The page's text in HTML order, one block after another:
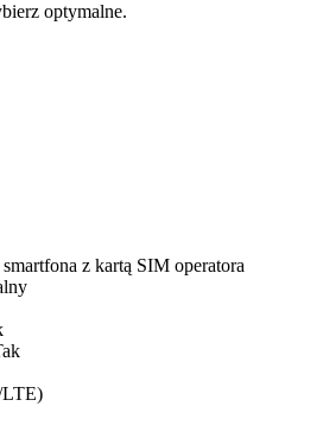
optymalne.
z kartą SIM operatora
LTE)